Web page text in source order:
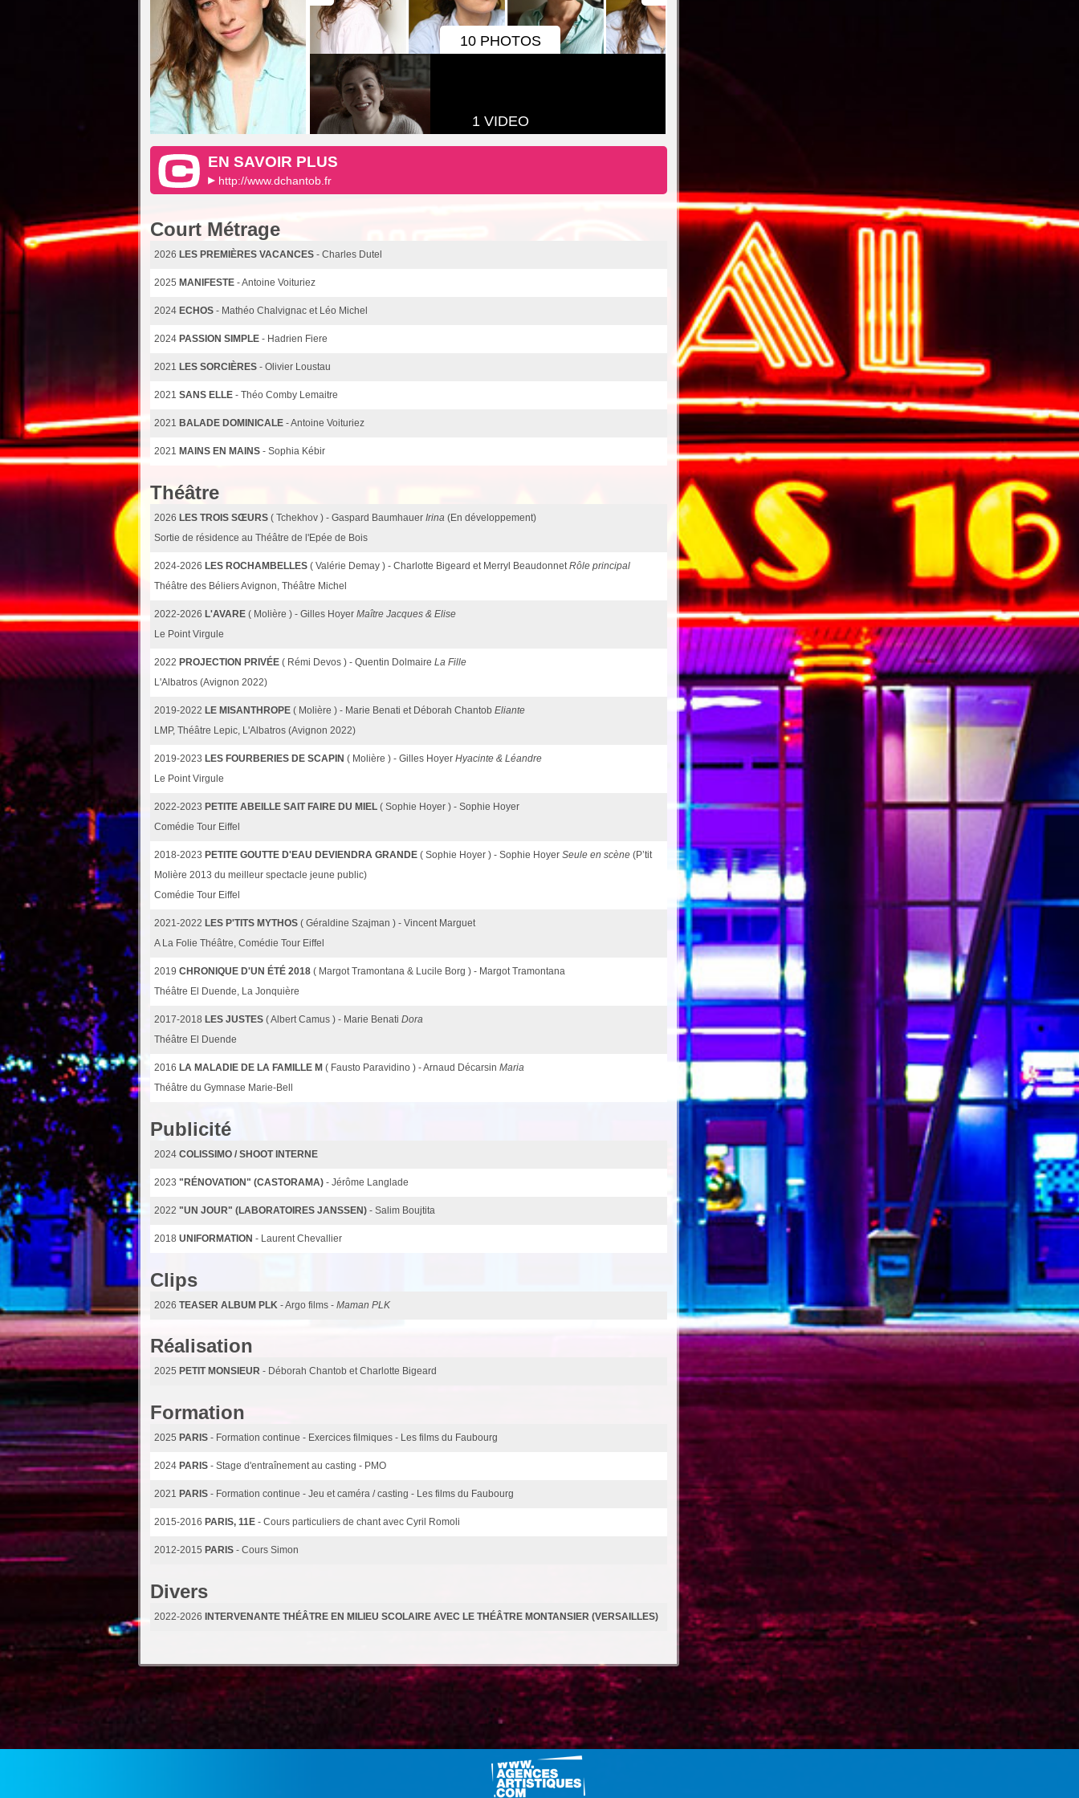
10 PHOTOS
1 VIDEO
EN SAVOIR PLUS
http://www.dchantob.fr
Court Métrage
2026 LES PREMIÈRES VACANCES - Charles Dutel
2025 MANIFESTE - Antoine Voituriez
2024 ECHOS - Mathéo Chalvignac et Léo Michel
2024 PASSION SIMPLE - Hadrien Fiere
2021 LES SORCIÈRES - Olivier Loustau
2021 SANS ELLE - Théo Comby Lemaitre
2021 BALADE DOMINICALE - Antoine Voituriez
2021 MAINS EN MAINS - Sophia Kébir
Théâtre
2026 LES TROIS SŒURS ( Tchekhov ) - Gaspard Baumhauer Irina (En développement)
Sortie de résidence au Théâtre de l'Epée de Bois
2024-2026 LES ROCHAMBELLES ( Valérie Demay ) - Charlotte Bigeard et Merryl Beaudonnet Rôle principal
Théâtre des Béliers Avignon, Théâtre Michel
2022-2026 L'AVARE ( Molière ) - Gilles Hoyer Maître Jacques & Elise
Le Point Virgule
2022 PROJECTION PRIVÉE ( Rémi Devos ) - Quentin Dolmaire La Fille
L'Albatros (Avignon 2022)
2019-2022 LE MISANTHROPE ( Molière ) - Marie Benati et Déborah Chantob Eliante
LMP, Théâtre Lepic, L'Albatros (Avignon 2022)
2019-2023 LES FOURBERIES DE SCAPIN ( Molière ) - Gilles Hoyer Hyacinte & Léandre
Le Point Virgule
2022-2023 PETITE ABEILLE SAIT FAIRE DU MIEL ( Sophie Hoyer ) - Sophie Hoyer
Comédie Tour Eiffel
2018-2023 PETITE GOUTTE D'EAU DEVIENDRA GRANDE ( Sophie Hoyer ) - Sophie Hoyer Seule en scène (P’tit
Molière 2013 du meilleur spectacle jeune public)
Comédie Tour Eiffel
2021-2022 LES P'TITS MYTHOS ( Géraldine Szajman ) - Vincent Marguet
A La Folie Théâtre, Comédie Tour Eiffel
2019 CHRONIQUE D'UN ÉTÉ 2018 ( Margot Tramontana & Lucile Borg ) - Margot Tramontana
Théâtre El Duende, La Jonquière
2017-2018 LES JUSTES ( Albert Camus ) - Marie Benati Dora
Théâtre El Duende
2016 LA MALADIE DE LA FAMILLE M ( Fausto Paravidino ) - Arnaud Décarsin Maria
Théâtre du Gymnase Marie-Bell
Publicité
2024 COLISSIMO / SHOOT INTERNE
2023 "RÉNOVATION" (CASTORAMA) - Jérôme Langlade
2022 "UN JOUR" (LABORATOIRES JANSSEN) - Salim Boujtita
2018 UNIFORMATION - Laurent Chevallier
Clips
2026 TEASER ALBUM PLK - Argo films - Maman PLK
Réalisation
2025 PETIT MONSIEUR - Déborah Chantob et Charlotte Bigeard
Formation
2025 PARIS - Formation continue - Exercices filmiques - Les films du Faubourg
2024 PARIS - Stage d'entraînement au casting - PMO
2021 PARIS - Formation continue - Jeu et caméra / casting - Les films du Faubourg
2015-2016 PARIS, 11E - Cours particuliers de chant avec Cyril Romoli
2012-2015 PARIS - Cours Simon
Divers
2022-2026 INTERVENANTE THÉÂTRE EN MILIEU SCOLAIRE AVEC LE THÉÂTRE MONTANSIER (VERSAILLES)